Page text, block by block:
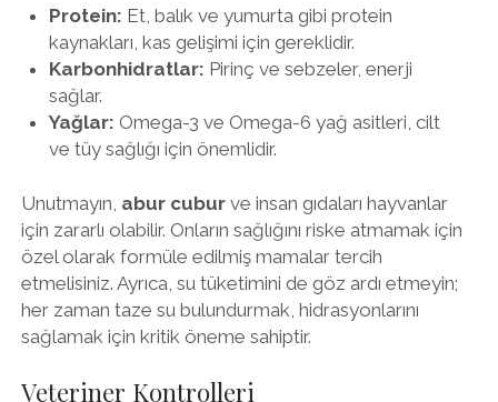
Protein: Et, balık ve yumurta gibi protein
kaynakları, kas gelişimi için gereklidir.
Karbonhidratlar: Pirinç ve sebzeler, enerji
sağlar.
Yağlar: Omega-3 ve Omega-6 yağ asitleri, cilt
ve tüy sağlığı için önemlidir.
Unutmayın, abur cuburve insan gıdaları hayvanlar
için zararlı olabilir. Onların sağlığını riske atmamak için
özel olarak formüle edilmiş mamalar tercih
etmelisiniz. Ayrıca, su tüketimini de göz ardı etmeyin;
her zaman taze su bulundurmak, hidrasyonlarını
sağlamak için kritik öneme sahiptir.
Veteriner Kontrolleri